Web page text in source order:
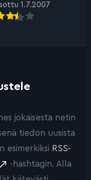
1.7.2007
jokaisesta netin
tiedon uusista
esimerkiksi RSS-
-hashtagin. Alla